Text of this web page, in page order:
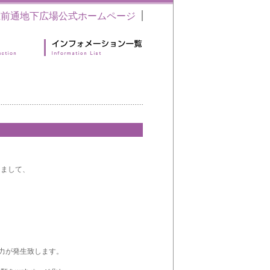
通地下広場公式ホームページ
して、
発生致します。